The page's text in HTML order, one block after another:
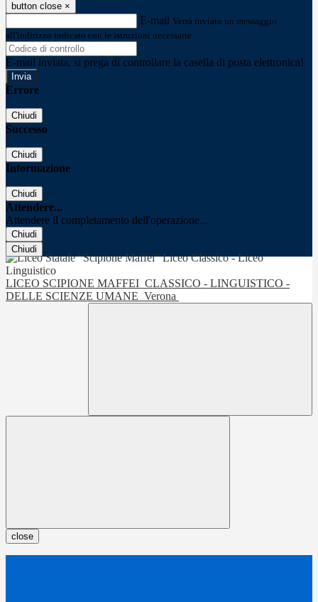
button close ×
E-mail Verrà inviato un messaggio
all'indirizzo indicato con le istruzioni necessarie.
E-mail inviata, si prega di controllare la casella di posta elettronica!
Errore
Chiudi
Successo
Chiudi
Informazione
Chiudi
Attendere...
Attendere il completamento dell'operazione...
Chiudi
Chiudi
LICEO SCIPIONE MAFFEI CLASSICO - LINGUISTICO -
DELLE SCIENZE UMANE Verona
close